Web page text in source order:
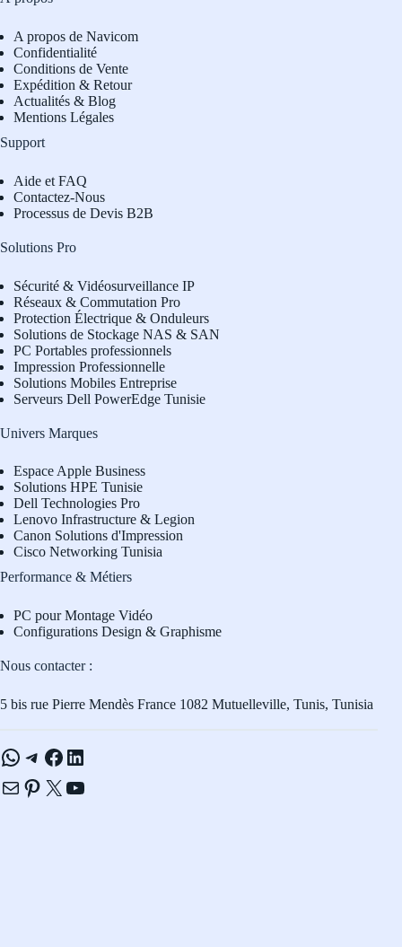
A propos de Navicom
Confidentialité
Conditions de Vente
Expédition & Retour
Actualités & Blog
Mentions Légales
Support
Aide et FAQ
Contactez-Nous
Processus de Devis B2B
Solutions Pro
Sécurité & Vidéosurveillance IP
Réseaux & Commutation Pro
Protection Électrique & Onduleurs
Solutions de Stockage NAS & SAN
PC Portables professionnels
Impression Professionnelle
Solutions Mobiles Entreprise
Serveurs Dell PowerEdge Tunisie
Univers Marques
Espace Apple Business
Solutions HPE Tunisie
Dell Technologies Pro
Lenovo Infrastructure & Legion
Canon Solutions d'Impression
Cisco Networking Tunisia
Performance & Métiers
PC pour Montage Vidéo
Configurations Design & Graphisme
Nous contacter :
5 bis rue Pierre Mendès France 1082 Mutuelleville, Tunis, Tunisia
WhatsApp
Telegram
Facebook
LinkedIn
E-mailPinterest
X YouTube